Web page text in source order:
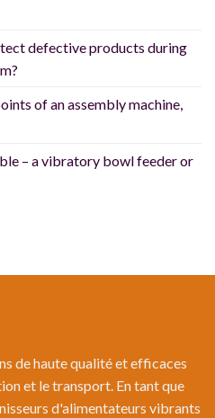
defective products during
of an assembly machine,
– a vibratory bowl feeder or
de haute qualité et efficaces
et le transport. En tant que
d'alimentateurs vibrants